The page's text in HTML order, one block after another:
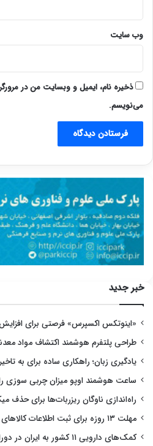
وب‌ سایت
ذخیره نام، ایمیل و وبسایت من در
می‌نویسم.
خبر جدید
«اینوتکس اکسپرس» فرصتی برای
طراحی پلتفرم هوشمند اکتشاف مواد
یادگیری زبان؛ راهکاری ساده برای به
ساعت هوشمند اوپو میزان چربی سوزی
راه‌اندازی ناوگان ریزربات‌ها برای حذف
مهلت ۱۳ روزه برای ثبت اطلاعات کالاهای پزشکی
کمک‌های دارویی ۱۱ کشور به ایران در دوران جنگ